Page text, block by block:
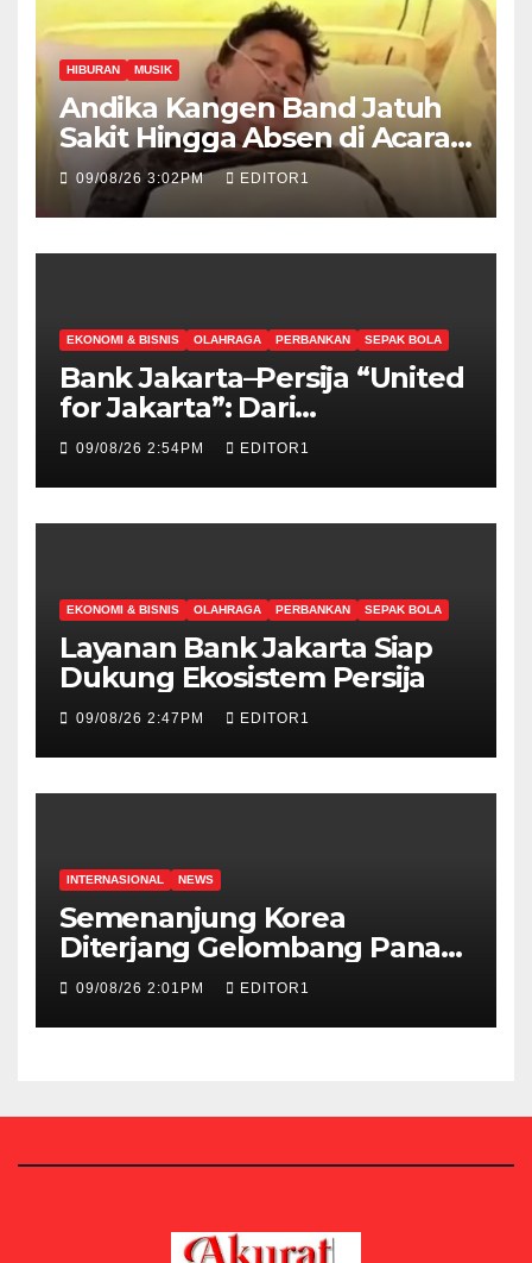
HIBURAN MUSIK
Andika Kangen Band Jatuh
Sakit Hingga Absen di Acara
The Sounds Project day 2
09/08/26 3:02PM EDITOR1
EKONOMI & BISNIS OLAHRAGA PERBANKAN SEPAK BOLA
Bank Jakarta–Persija “United
for Jakarta”: Dari
Sponsorship Menuju
09/08/26 2:54PM EDITOR1
EKONOMI & BISNIS OLAHRAGA PERBANKAN SEPAK BOLA
Layanan Bank Jakarta Siap
Dukung Ekosistem Persija
09/08/26 2:47PM EDITOR1
INTERNASIONAL NEWS
Semenanjung Korea
Diterjang Gelombang Panas,
Warga Korut Disarankan
09/08/26 2:01PM EDITOR1